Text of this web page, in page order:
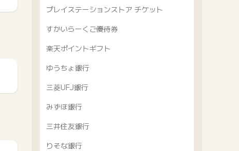
プレイステーションストア チケット
すかいらーくご優待券
楽天ポイントギフト
ゆうちょ銀行
三菱UFJ銀行
みずほ銀行
三井住友銀行
りそな銀行